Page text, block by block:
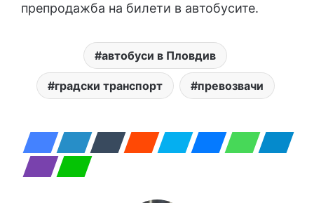
препродажба на билети в автобусите.
автобуси в Пловдив
градски транспорт превозвачи